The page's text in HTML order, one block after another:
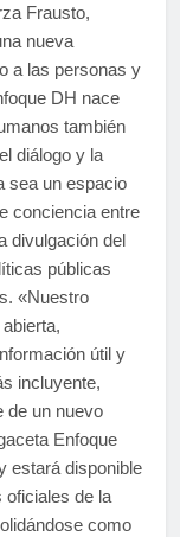
Frausto,
nueva
a las personas y
DH nace
también
diálogo y la
sea un espacio
conciencia entre
divulgación del
públicas
«Nuestro
útil y
incluyente,
de un nuevo
Enfoque
estará disponible
oficiales de la
como